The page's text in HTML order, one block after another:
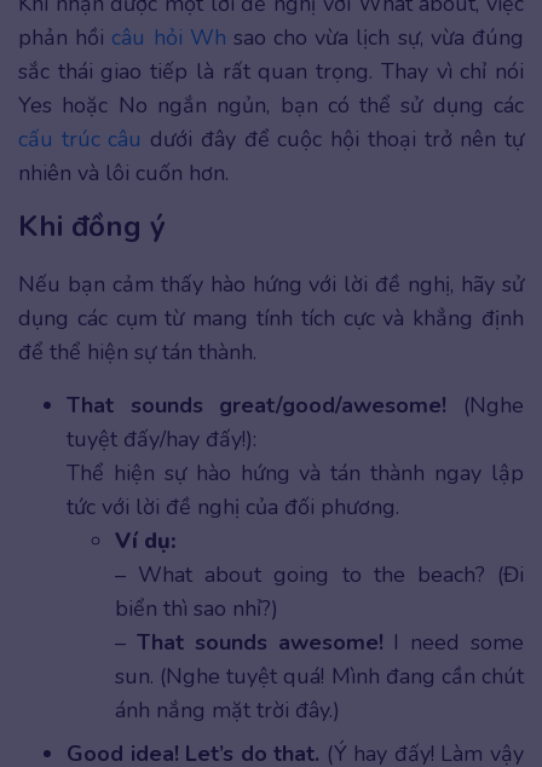
phản hồi câu hỏi Wh sao cho vừa lịch sự, vừa đúng
sắc thái giao tiếp là rất quan trọng. Thay vì chỉ nói
Yes hoặc No ngắn ngủn, bạn có thể sử dụng các
cấu trúc câu dưới đây để cuộc hội thoại trở nên tự
nhiên và lôi cuốn hơn.
Khi đồng ý
Nếu bạn cảm thấy hào hứng với lời đề nghị, hãy sử
dụng các cụm từ mang tính tích cực và khẳng định
để thể hiện sự tán thành.
That sounds great/good/awesome! (Nghe
tuyệt đấy/hay đấy!):
Thể hiện sự hào hứng và tán thành ngay lập
tức với lời đề nghị của đối phương.
Ví dụ:
– What about going to the beach? (Đi
biển thì sao nhỉ?)
– That sounds awesome! I need some
sun. (Nghe tuyệt quá! Mình đang cần chút
ánh nắng mặt trời đây.)
Good idea! Let’s do that. (Ý hay đấy! Làm vậy